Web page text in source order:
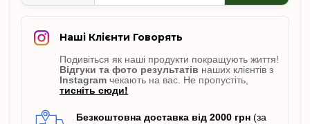
Наші Клієнти Говорять
Подивіться як наші продукти покращують життя!
Відгуки та фото результатів наших клієнтів з
Instagram чекають на вас. Не пропустіть,
тисніть сюди!
Безкоштовна доставка від 2000 грн (за